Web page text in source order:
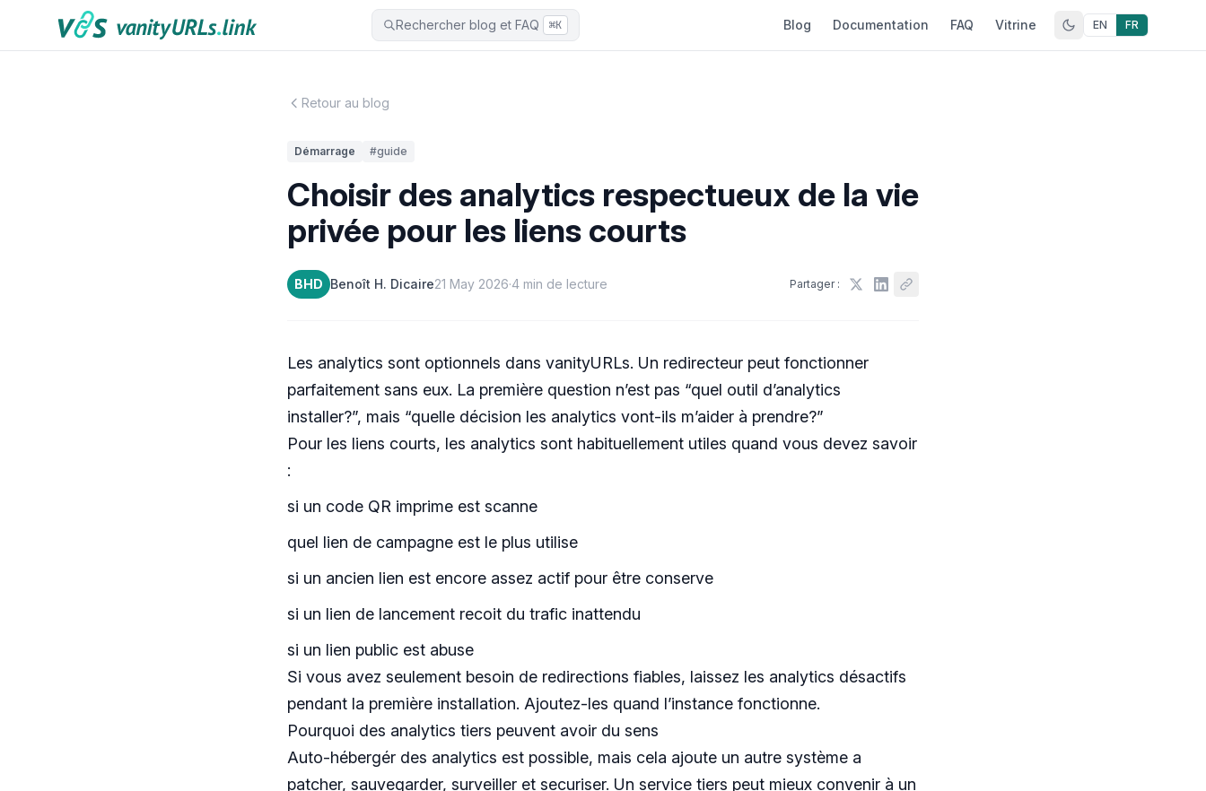
Aller au contenu
Rechercher blog et FAQ ⌘K Blog Documentation FAQ Vitrine EN FR
Retour au blog
Démarrage #guide
Choisir des analytics respectueux de la vie
privée pour les liens courts
BHD Benoît H. Dicaire21 May 2026·4 min de lecture Partager :
Les analytics sont optionnels dans vanityURLs. Un redirecteur peut fonctionner
parfaitement sans eux. La première question n’est pas “quel outil d’analytics
installer?”, mais “quelle décision les analytics vont-ils m’aider à prendre?”
Pour les liens courts, les analytics sont habituellement utiles quand vous devez savoir
:
si un code QR imprime est scanne
quel lien de campagne est le plus utilise
si un ancien lien est encore assez actif pour être conserve
si un lien de lancement recoit du trafic inattendu
si un lien public est abuse
Si vous avez seulement besoin de redirections fiables, laissez les analytics désactifs
pendant la première installation. Ajoutez-les quand l’instance fonctionne.
Pourquoi des analytics tiers peuvent avoir du sens
Auto-hébergér des analytics est possible, mais cela ajoute un autre système a
patcher, sauvegarder, surveiller et securiser. Un service tiers peut mieux convenir à un